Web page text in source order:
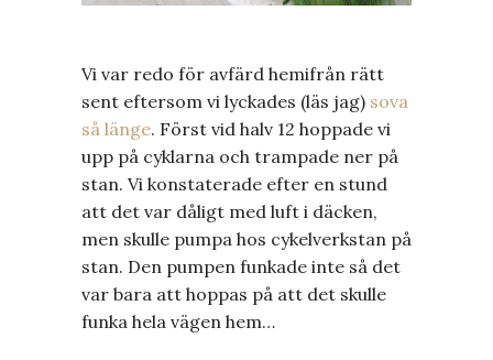
Vi var redo för avfärd hemifrån rätt
sent eftersom vi lyckades (läs jag) sova
så länge. Först vid halv 12 hoppade vi
upp på cyklarna och trampade ner på
stan. Vi konstaterade efter en stund
att det var dåligt med luft i däcken,
men skulle pumpa hos cykelverkstan på
stan. Den pumpen funkade inte så det
var bara att hoppas på att det skulle
funka hela vägen hem…